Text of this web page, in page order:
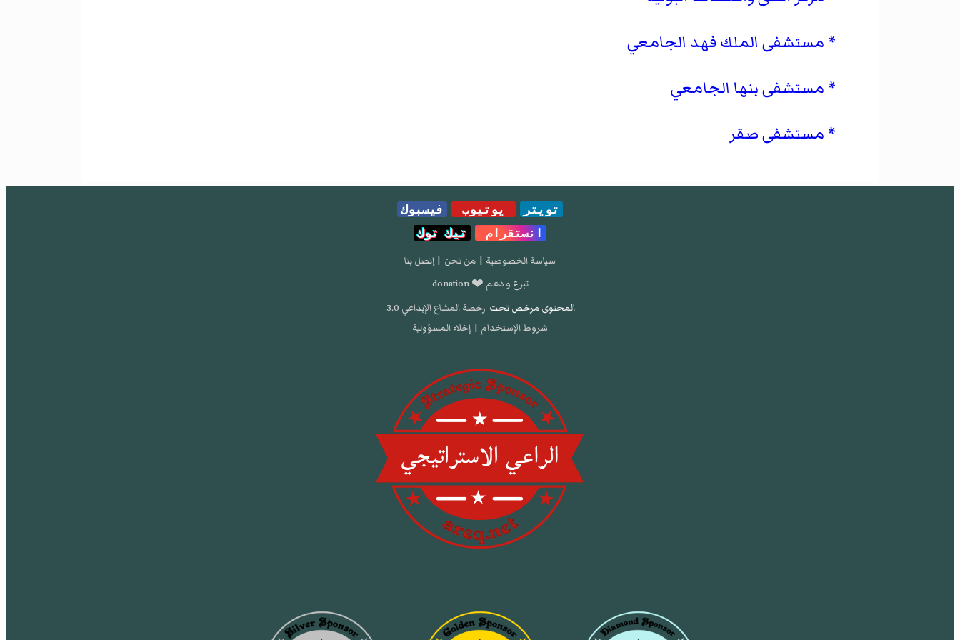
مستشفى الملك فهد الجامعي
مستشفى بنها الجامعي
مستشفى صقر
تويتر يوتيوب
فيسبوك
انستقرام
تيك توك
سياسة الخصوصية | من نحن | إتصل بنا
تبرع و دعم ❤️ donation
المحتوى مرخص تحت رخصة المشاع الإبداعي 3.0
شروط الإستخدام | إخلاء المسؤولية